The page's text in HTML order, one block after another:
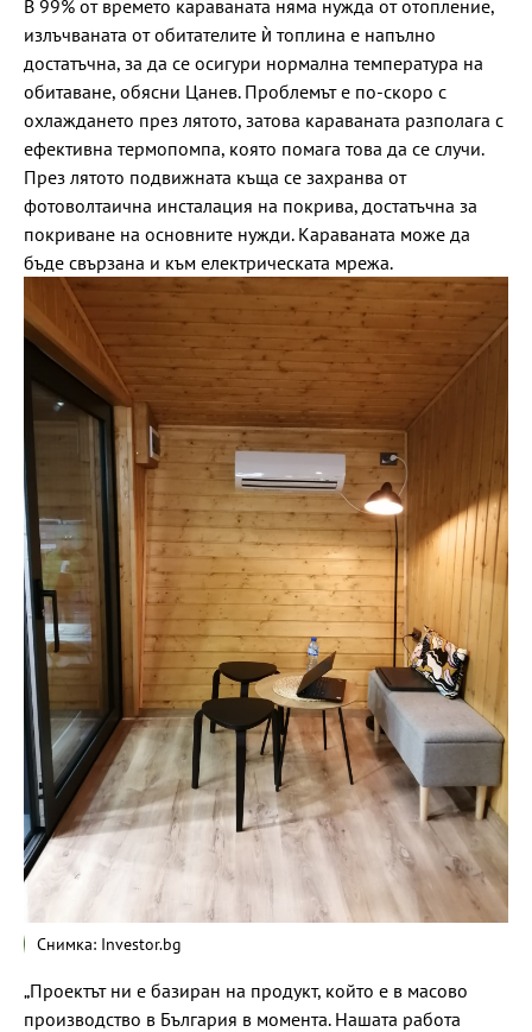
В 99% от времето караваната няма нужда от отопление,
излъчваната от обитателите ѝ топлина е напълно
достатъчна, за да се осигури нормална температура на
обитаване, обясни Цанев. Проблемът е по-скоро с
охлаждането през лятото, затова караваната разполага с
ефективна термопомпа, която помага това да се случи.
През лятото подвижната къща се захранва от
фотоволтаична инсталация на покрива, достатъчна за
покриване на основните нужди. Караваната може да
бъде свързана и към електрическата мрежа.
Снимка: Investor.bg
„Проектът ни е базиран на продукт, който е в масово
производство в България в момента. Нашата работа